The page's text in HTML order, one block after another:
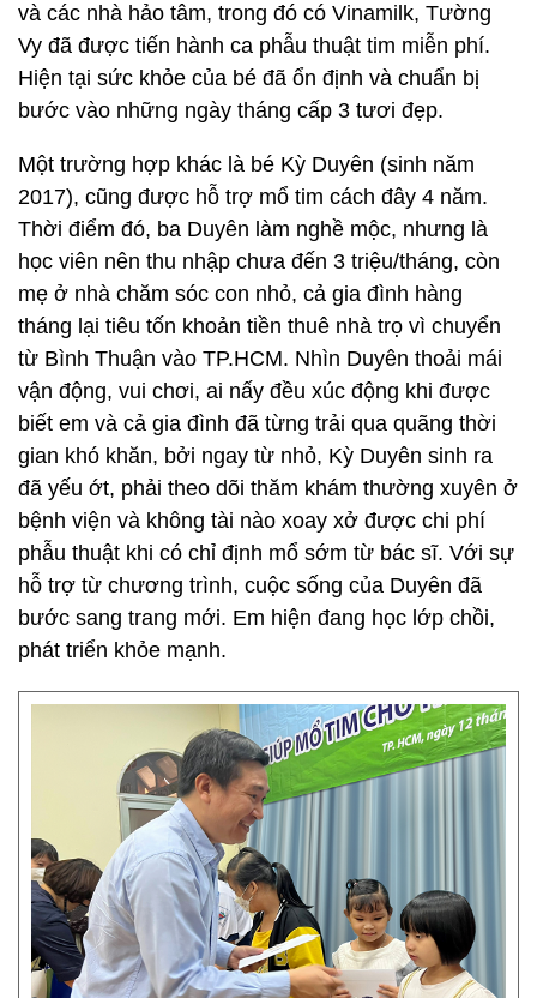
và các nhà hảo tâm, trong đó có Vinamilk, Tường
Vy đã được tiến hành ca phẫu thuật tim miễn phí.
Hiện tại sức khỏe của bé đã ổn định và chuẩn bị
bước vào những ngày tháng cấp 3 tươi đẹp.
Một trường hợp khác là bé Kỳ Duyên (sinh năm
2017), cũng được hỗ trợ mổ tim cách đây 4 năm.
Thời điểm đó, ba Duyên làm nghề mộc, nhưng là
học viên nên thu nhập chưa đến 3 triệu/tháng, còn
mẹ ở nhà chăm sóc con nhỏ, cả gia đình hàng
tháng lại tiêu tốn khoản tiền thuê nhà trọ vì chuyển
từ Bình Thuận vào TP.HCM. Nhìn Duyên thoải mái
vận động, vui chơi, ai nấy đều xúc động khi được
biết em và cả gia đình đã từng trải qua quãng thời
gian khó khăn, bởi ngay từ nhỏ, Kỳ Duyên sinh ra
đã yếu ớt, phải theo dõi thăm khám thường xuyên ở
bệnh viện và không tài nào xoay xở được chi phí
phẫu thuật khi có chỉ định mổ sớm từ bác sĩ. Với sự
hỗ trợ từ chương trình, cuộc sống của Duyên đã
bước sang trang mới. Em hiện đang học lớp chồi,
phát triển khỏe mạnh.